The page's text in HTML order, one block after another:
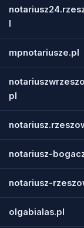
l
mpnotariusze.pl
pl
notariusz-
notariusz-
olgabialas.pl